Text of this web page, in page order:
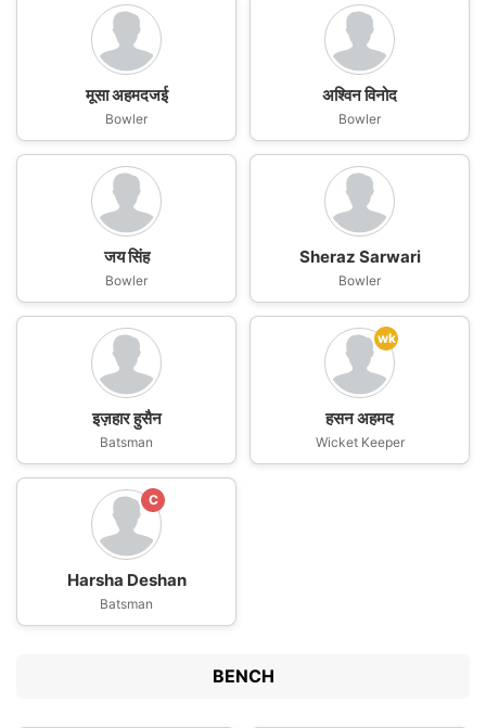
मूसा अहमदजई
Bowler
अश्विन विनोद
Bowler
जय सिंह
Bowler
Sheraz Sarwari
Bowler
इज़हार हुसैन
Batsman
wk
हसन अहमद
Wicket Keeper
C
Harsha Deshan
Batsman
BENCH